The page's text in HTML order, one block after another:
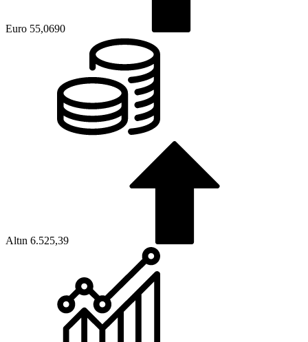
Euro 55,0690
Altın 6.525,39